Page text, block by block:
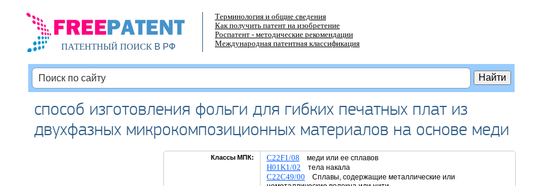
ПАТЕНТНЫЙ ПОИСКВ РФ
Терминология и общие сведения
Как получить патент на изобретение
Роспатент - методические рекомендации
Международная патентная классификация
способ изготовления фольги для гибких печатных плат из
двухфазных микрокомпозиционных материалов на основе меди
Классы МПК: C22F1/08 меди или ее сплавов
H01K1/02 тела накала
C22C49/00 Сплавы, содержащие металлические или